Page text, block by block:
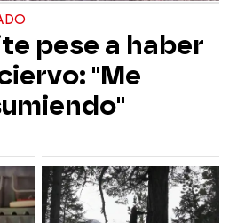
pese a haber
"Me